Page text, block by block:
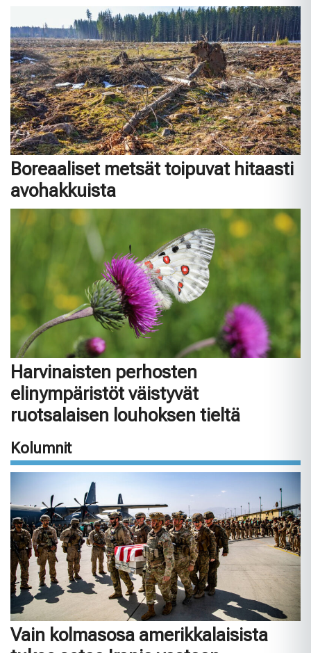
Boreaaliset metsät toipuvat hitaasti
avohakkuista
Harvinaisten perhosten
elinympäristöt väistyvät
ruotsalaisen louhoksen tieltä
Kolumnit
Vain kolmasosa amerikkalaisista